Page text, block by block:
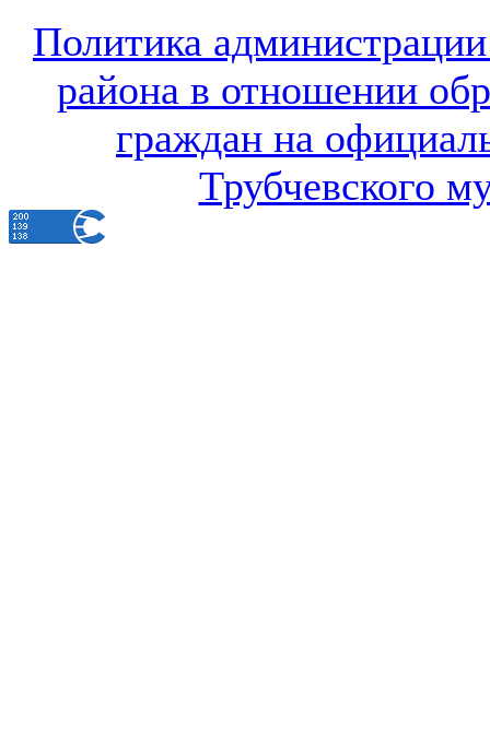
Политика
района в отношении
граждан на
Трубчевского